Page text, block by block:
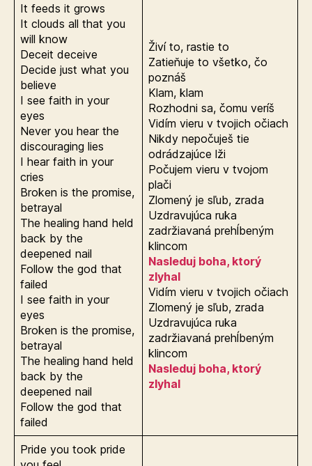
It feeds it grows
It clouds all that you
will know
Deceit deceive
Decide just what you
believe
I see faith in your
eyes
Never you hear the
discouraging lies
I hear faith in your
cries
Broken is the promise,
betrayal
The healing hand held
back by the
deepened nail
Follow the god that
failed
I see faith in your
eyes
Broken is the promise,
betrayal
The healing hand held
back by the
deepened nail
Follow the god that
failed
Živí to, rastie to
Zatieňuje to všetko, čo
poznáš
Klam, klam
Rozhodni sa, čomu veríš
Vidím vieru v tvojich očiach
Nikdy nepočuješ tie
odrádzajúce lži
Počujem vieru v tvojom
plači
Zlomený je sľub, zrada
Uzdravujúca ruka
zadržiavaná prehĺbeným
klincom
Nasleduj boha, ktorý
zlyhal
Vidím vieru v tvojich očiach
Zlomený je sľub, zrada
Uzdravujúca ruka
zadržiavaná prehĺbeným
klincom
Nasleduj boha, ktorý
zlyhal
Pride you took pride